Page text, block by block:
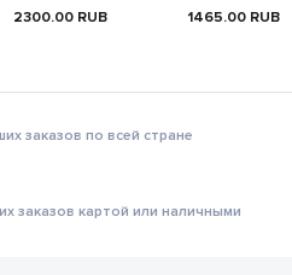
2300.00 RUB
1465.00 RUB
заказов по всей стране
заказов картой или наличными